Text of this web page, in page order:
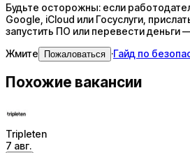
Будьте осторожны: если
Google, iCloud или Госуслуги,
запустить ПО или перевести деньги
Жмите
Пожаловаться ·Гайд по
Похожие вакансии
Tripleten
7 авг.